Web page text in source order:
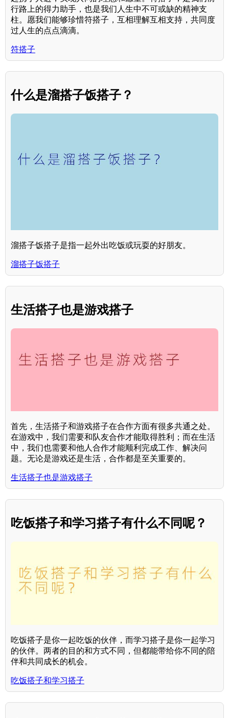
行路上的得力助手，也是我们人生中不可或缺的精神支
柱。愿我们能够珍惜符搭子，互相理解互相支持，共同度
过人生的点点滴滴。
符搭子
什么是溜搭子饭搭子？
溜搭子饭搭子是指一起外出吃饭或玩耍的好朋友。
溜搭子饭搭子
生活搭子也是游戏搭子
首先，生活搭子和游戏搭子在合作方面有很多共通之处。
在游戏中，我们需要和队友合作才能取得胜利；而在生活
中，我们也需要和他人合作才能顺利完成工作、解决问
题。无论是游戏还是生活，合作都是至关重要的。
生活搭子也是游戏搭子
吃饭搭子和学习搭子有什么不同呢？
吃饭搭子是你一起吃饭的伙伴，而学习搭子是你一起学习
的伙伴。两者的目的和方式不同，但都能带给你不同的陪
伴和共同成长的机会。
吃饭搭子和学习搭子